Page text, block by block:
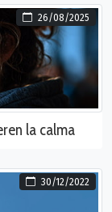
26/08/2025
la calma
30/12/2022